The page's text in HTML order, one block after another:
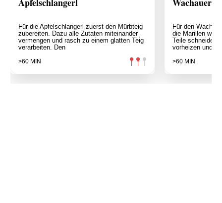
Für die Apfelschlangerl zuerst den Mürbteig
zubereiten. Dazu alle Zutaten miteinander
vermengen und rasch zu einem glatten Teig
verarbeiten. Den
>60 MIN
Für den
die Marillen
Teile schneiden.
vorheizen und
>60 MIN